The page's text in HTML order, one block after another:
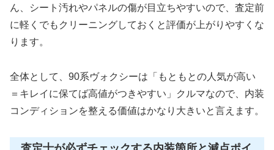
ん、シート汚れやパネルの傷が目立ちやすいので、査定前
に軽くでもクリーニングしておくと評価が上がりやすくな
ります。
全体として、90系ヴォクシーは「もともとの人気が高い
＝キレイに保てば高値がつきやすい」クルマなので、内装
コンディションを整える価値はかなり大きいと言えます。